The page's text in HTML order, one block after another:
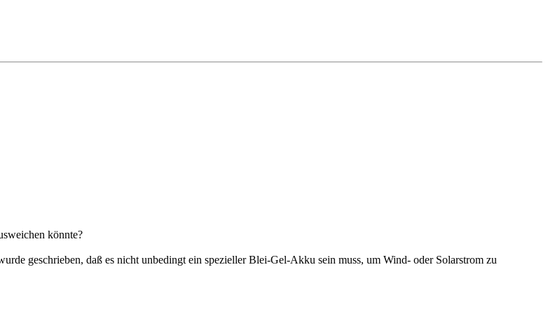
könnte?
geschrieben, daß es nicht unbedingt ein spezieller Blei-Gel-Akku sein muss, um Wind- oder Solarstrom zu